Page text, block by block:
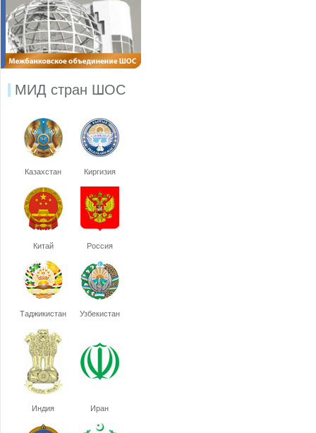
МИД стран ШОС
Казахстан Киргизия
Китай Россия
Таджикистан Узбекистан
Индия Иран